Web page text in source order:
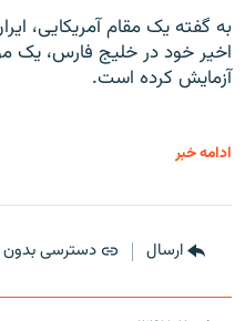
به گفته یک مقام آمریکایی،
اخیر خود در خلیج فارس، یک
آزمایش کرده است.
ادامه خبر
ارسال دسترسی بدون